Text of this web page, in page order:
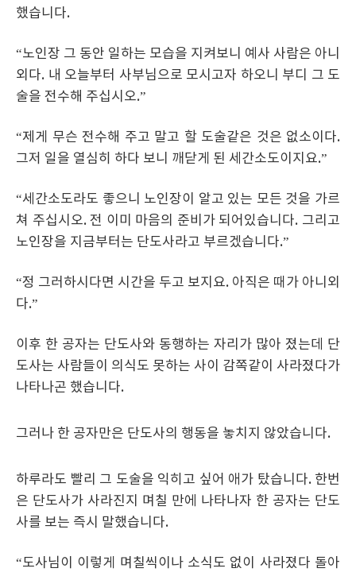
했습니다.
“노인장 그 동안 일하는 모습을 지켜보니 예사 사람은 아니
외다. 내 오늘부터 사부님으로 모시고자 하오니 부디 그 도
술을 전수해 주십시오.”
“제게 무슨 전수해 주고 말고 할 도술같은 것은 없소이다.
그저 일을 열심히 하다 보니 깨닫게 된 세간소도이지요.”
“세간소도라도 좋으니 노인장이 알고 있는 모든 것을 가르
쳐 주십시오. 전 이미 마음의 준비가 되어있습니다. 그리고
노인장을 지금부터는 단도사라고 부르겠습니다.”
“정 그러하시다면 시간을 두고 보지요. 아직은 때가 아니외
다.”
이후 한 공자는 단도사와 동행하는 자리가 많아 졌는데 단
도사는 사람들이 의식도 못하는 사이 감쪽같이 사라졌다가
나타나곤 했습니다.
그러나 한 공자만은 단도사의 행동을 놓치지 않았습니다.
하루라도 빨리 그 도술을 익히고 싶어 애가 탔습니다. 한번
은 단도사가 사라진지 며칠 만에 나타나자 한 공자는 단도
사를 보는 즉시 말했습니다.
“도사님이 이렇게 며칠씩이나 소식도 없이 사라졌다 돌아